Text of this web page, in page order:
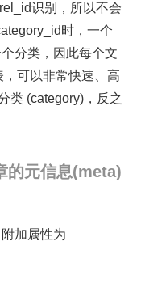
识别，所以不会
时，一个
分类，因此每个文
可以非常快速、高
类 (category)，反之
的元信息(meta)
加属性为